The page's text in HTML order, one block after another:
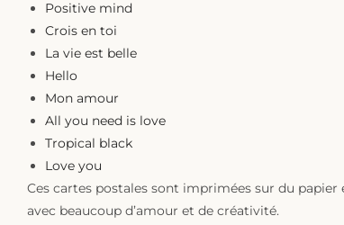
Positive mind
Crois en toi
La vie est belle
Hello
Mon amour
All you need is love
Tropical black
Love you
Ces cartes postales sont imprimées sur du
avec beaucoup d’amour et de créativité.